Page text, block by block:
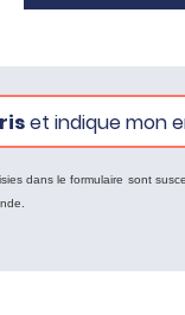
et indique mon
dans le formulaire sont